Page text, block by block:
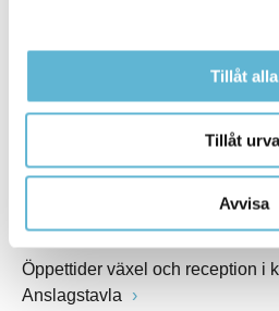
Tillåt alla
Tillåt
Avvisa
Fax: 0456-82 22 00
Öppettider växel och reception i
Anslagstavla